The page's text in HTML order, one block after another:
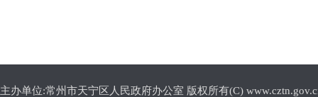
主办单位:常州市天宁区人民政府办公室 版权所有(C)